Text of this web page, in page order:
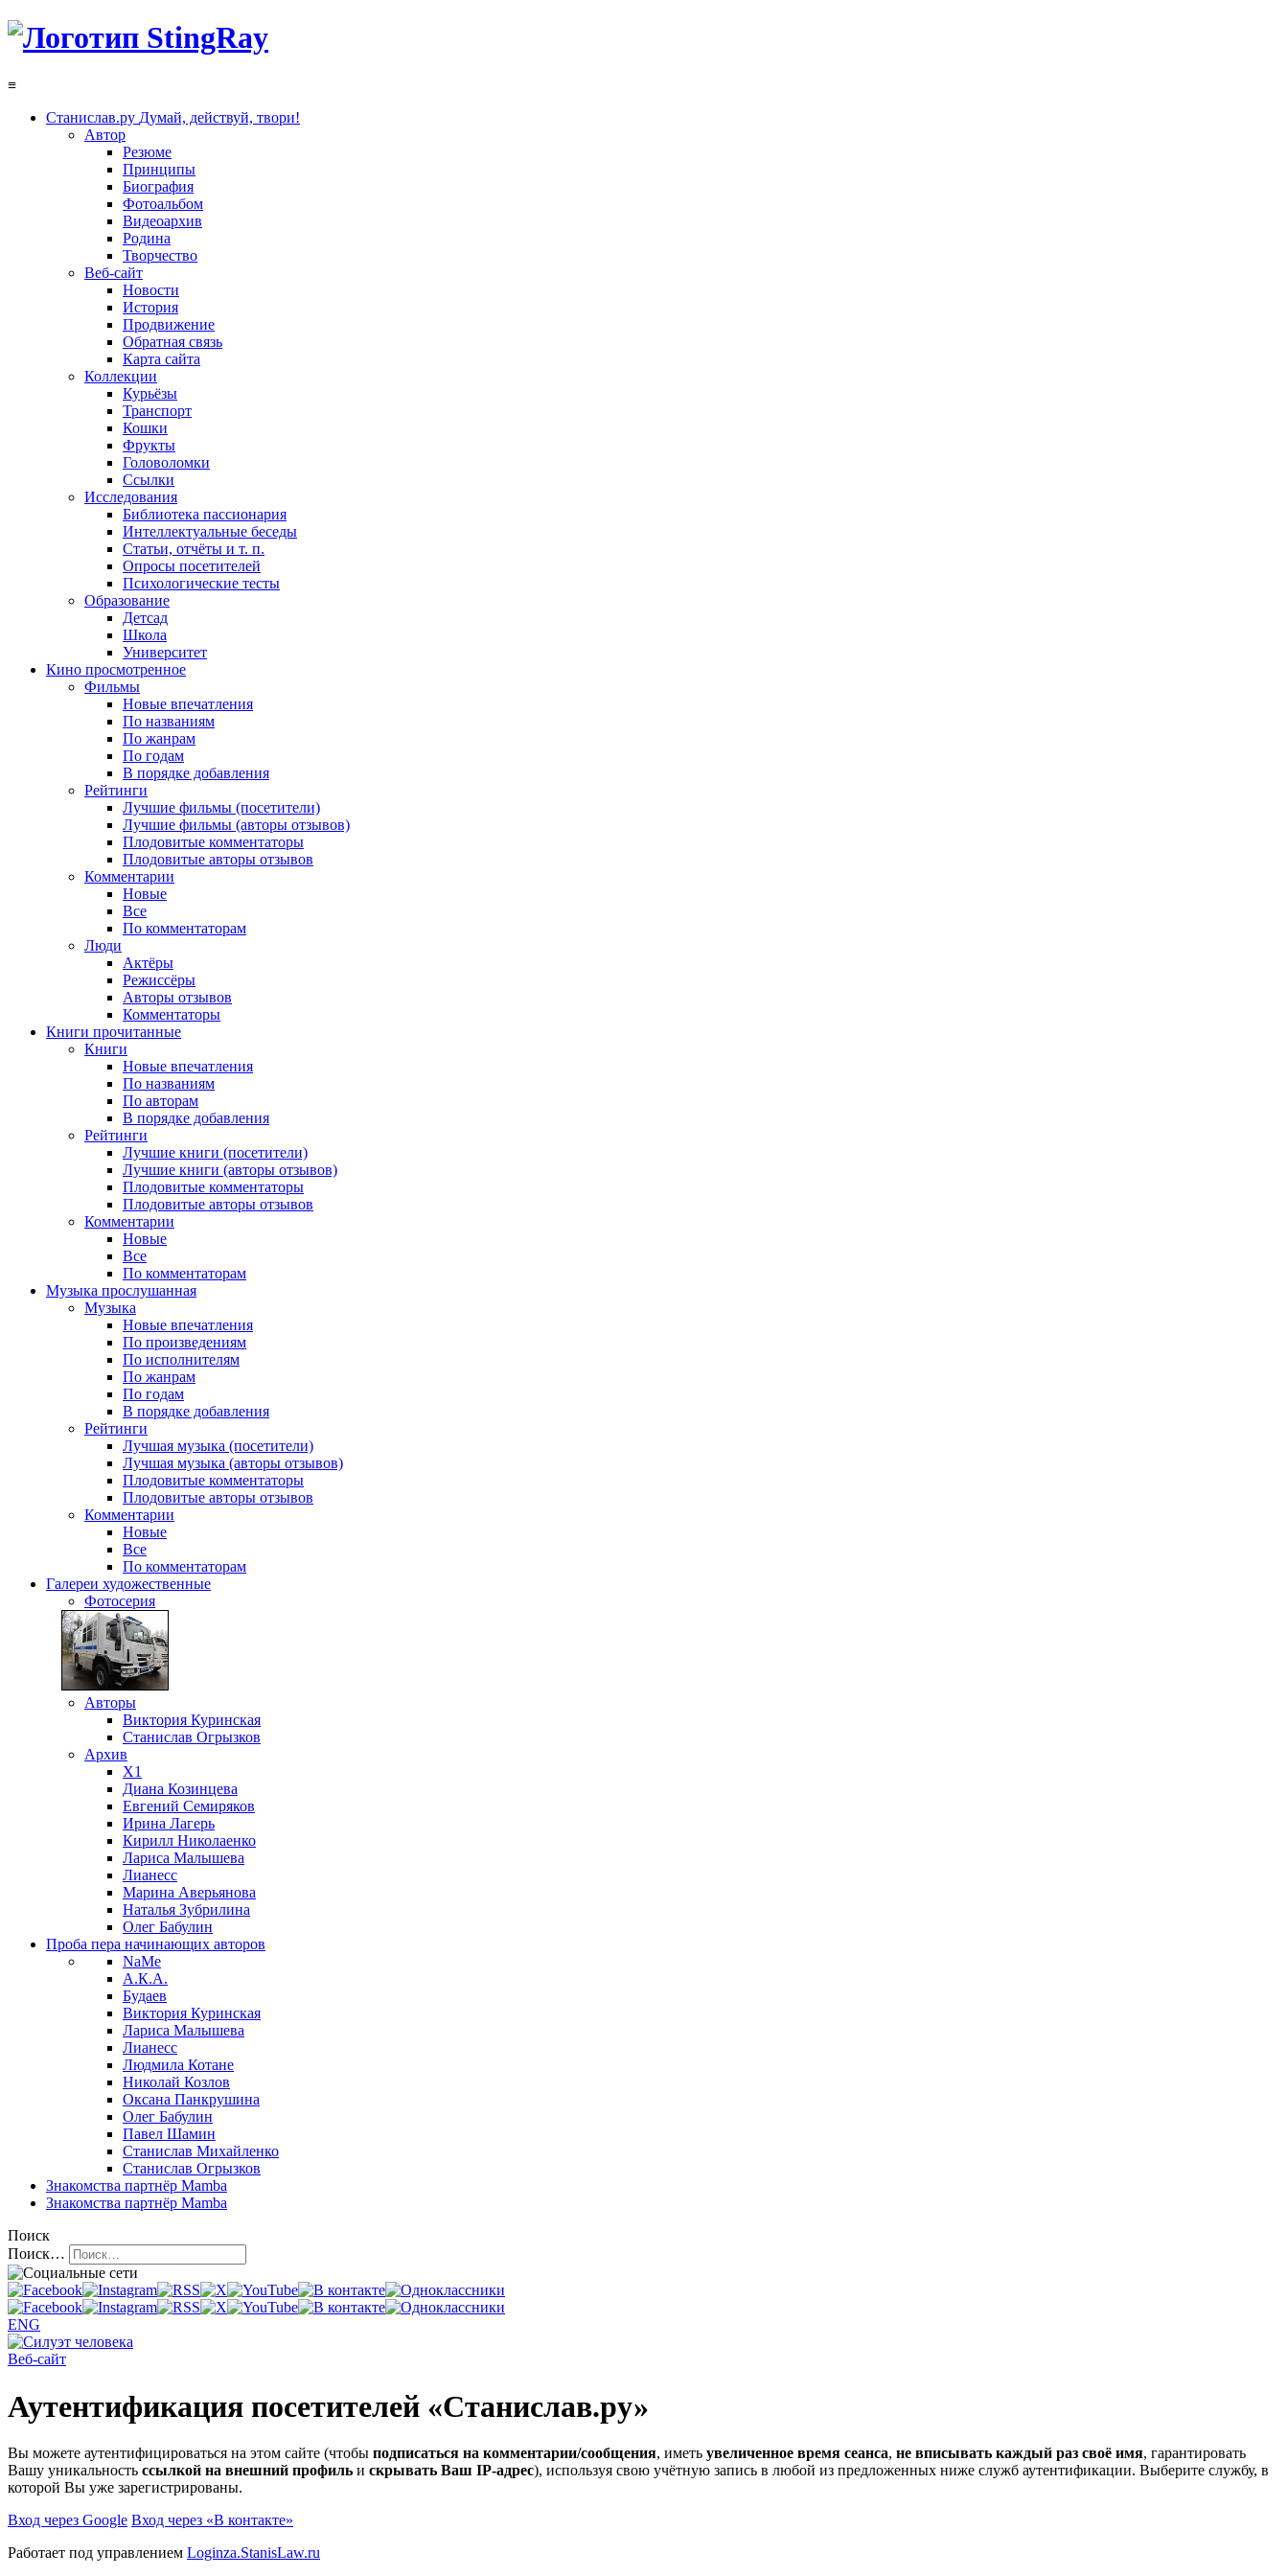
≡
Станислав.ру Думай, действуй, твори!
Автор
Резюме
Принципы
Биография
Фотоальбом
Видеоархив
Родина
Творчество
Веб-сайт
Новости
История
Продвижение
Обратная связь
Карта сайта
Коллекции
Курьёзы
Транспорт
Кошки
Фрукты
Головоломки
Ссылки
Исследования
Библиотека пассионария
Интеллектуальные беседы
Статьи, отчёты и т. п.
Опросы посетителей
Психологические тесты
Образование
Детсад
Школа
Университет
Кино просмотренное
Фильмы
Новые впечатления
По названиям
По жанрам
По годам
В порядке добавления
Рейтинги
Лучшие фильмы (посетители)
Лучшие фильмы (авторы отзывов)
Плодовитые комментаторы
Плодовитые авторы отзывов
Комментарии
Новые
Все
По комментаторам
Люди
Актёры
Режиссёры
Авторы отзывов
Комментаторы
Книги прочитанные
Книги
Новые впечатления
По названиям
По авторам
В порядке добавления
Рейтинги
Лучшие книги (посетители)
Лучшие книги (авторы отзывов)
Плодовитые комментаторы
Плодовитые авторы отзывов
Комментарии
Новые
Все
По комментаторам
Музыка прослушанная
Музыка
Новые впечатления
По произведениям
По исполнителям
По жанрам
По годам
В порядке добавления
Рейтинги
Лучшая музыка (посетители)
Лучшая музыка (авторы отзывов)
Плодовитые комментаторы
Плодовитые авторы отзывов
Комментарии
Новые
Все
По комментаторам
Галереи художественные
Фотосерия
Авторы
Виктория Куринская
Станислав Огрызков
Архив
X1
Диана Козинцева
Евгений Семиряков
Ирина Лагерь
Кирилл Николаенко
Лариса Малышева
Лианесс
Марина Аверьянова
Наталья Зубрилина
Олег Бабулин
Проба пера начинающих авторов
NaMe
А.К.А.
Будаев
Виктория Куринская
Лариса Малышева
Лианесс
Людмила Котане
Николай Козлов
Оксана Панкрушина
Олег Бабулин
Павел Шамин
Станислав Михайленко
Станислав Огрызков
Знакомства партнёр Mamba
Знакомства партнёр Mamba
Поиск
Поиск…
ENG
Веб-сайт
Аутентификация посетителей «Станислав.ру»
Вы можете аутентифицироваться на этом сайте (чтобы подписаться на комментарии/сообщения, иметь увеличенное время сеанса, не вписывать каждый раз своё имя, гарантировать
Вашу уникальность ссылкой на внешний профиль и скрывать Ваш IP-адрес), используя свою учётную запись в любой из предложенных ниже служб аутентификации. Выберите службу, в
которой Вы уже зарегистрированы.
Вход через Google Вход через «В контакте»
Работает под управлением Loginza.StanisLaw.ru